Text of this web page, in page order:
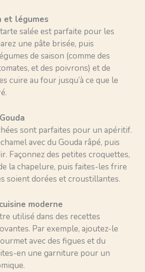
et légumes
salée est parfaite pour les
une pâte brisée, puis
de saison (comme des
et des poivrons) et de
cuire au four jusqu’à ce que le
sont parfaites pour un apéritif.
avec du Gouda râpé, puis
Façonnez des petites croquettes,
la chapelure, puis faites-les frire
soient dorées et croustillantes.
moderne
utilisé dans des recettes
Par exemple, ajoutez-le
avec des figues et du
en une garniture pour un